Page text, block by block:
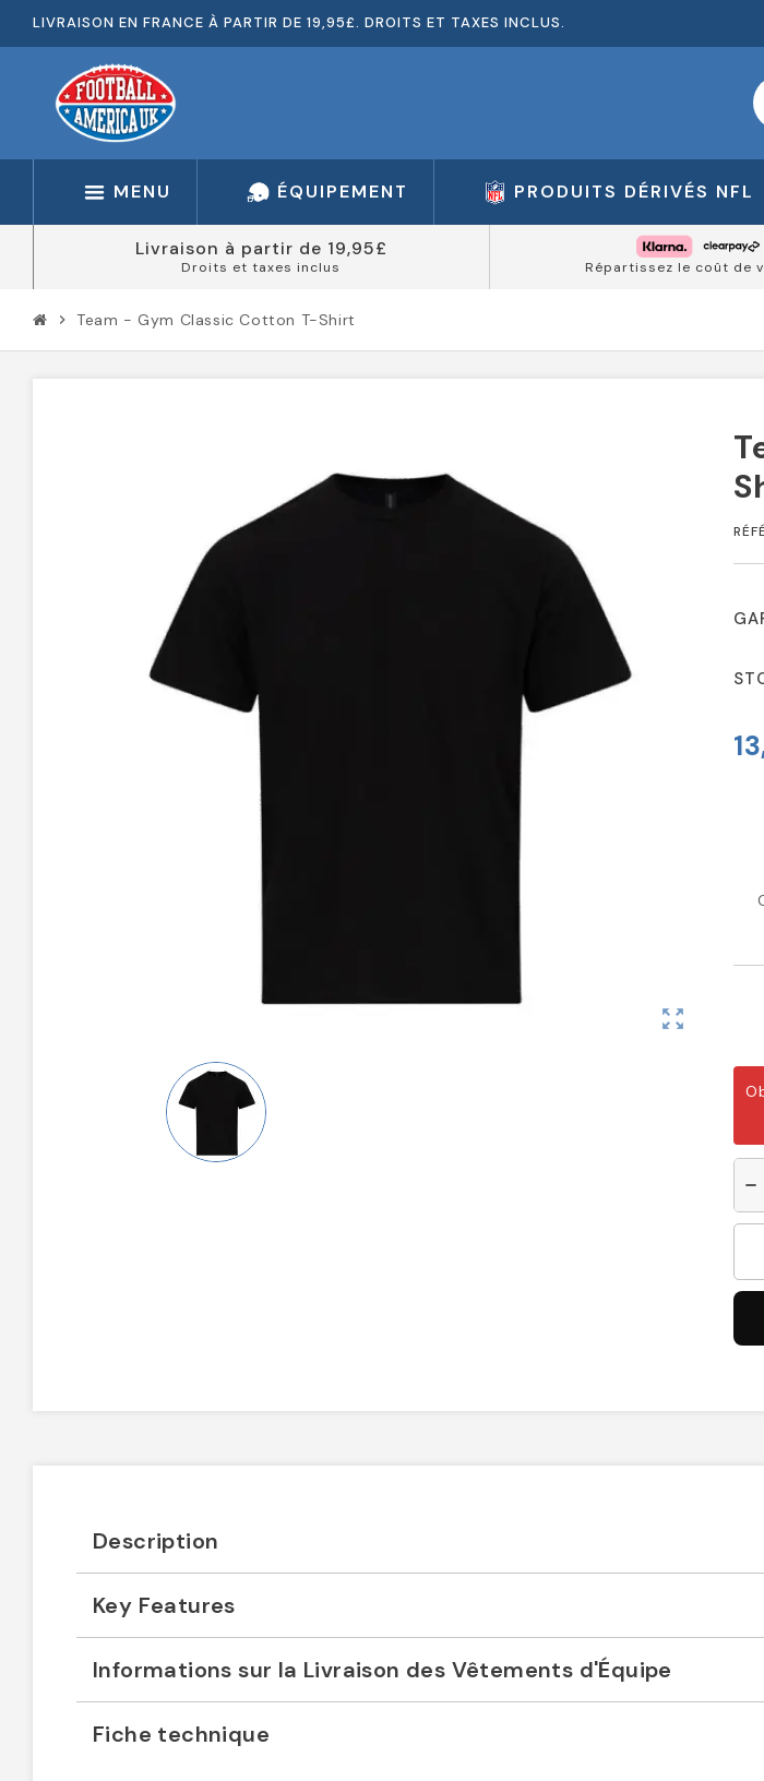
LIVRAISON EN FRANCE À PARTIR DE 19,95£. DROITS ET TAXES INCLUS.
MENU ÉQUIPEMENT PRODUITS DÉRIVÉS NFL
Livraison à partir de 19,95£
Droits et taxes inclus Répartissez le coût de
chevron_right Team - Gym Classic Cotton T-Shirt
zoom_out_map
remove
Description
Key Features
Informations sur la Livraison des Vêtements d'Équipe
Fiche technique